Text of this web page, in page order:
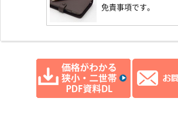
免責事項です。